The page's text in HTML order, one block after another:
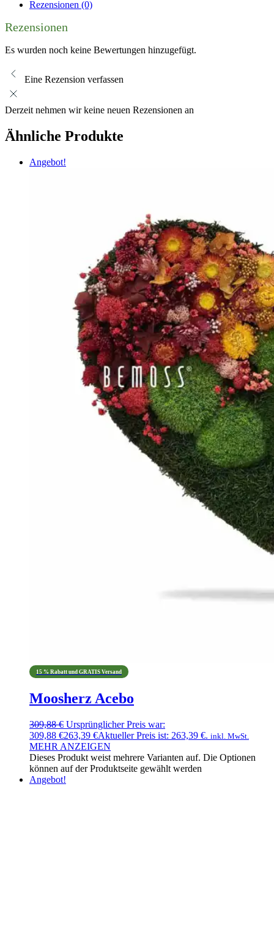
Rezensionen (0)
Rezensionen
Es wurden noch keine Bewertungen hinzugefügt.
Eine Rezension verfassen
Derzeit nehmen wir keine neuen Rezensionen an
Ähnliche Produkte
Angebot!
15 % Rabatt und GRATIS Versand
Moosherz Acebo
309,88€ Ursprünglicher Preis war:
309,88 €263,39 €Aktueller Preis ist: 263,39 €. inkl. MwSt.
MEHR ANZEIGEN
Dieses Produkt weist mehrere Varianten auf. Die Optionen
können auf der Produktseite gewählt werden
Angebot!